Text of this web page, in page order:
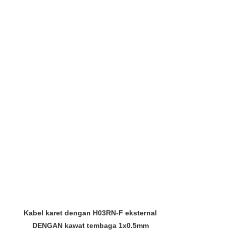
Kabel karet dengan H03RN-F eksternal
DENGAN kawat tembaga 1x0.5mm